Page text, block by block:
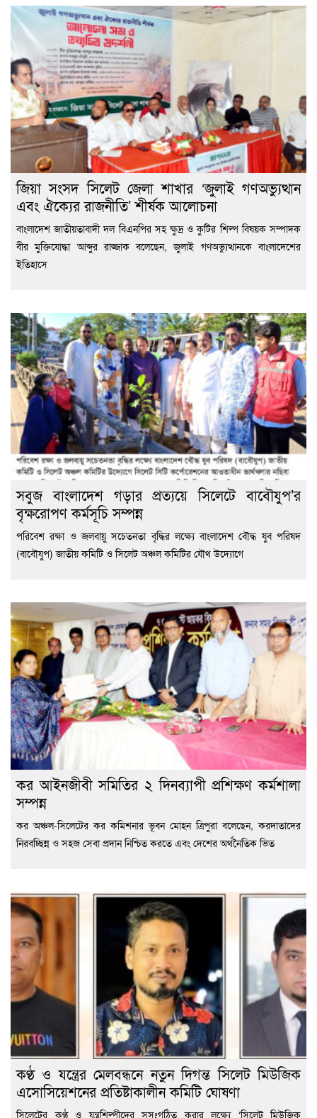
জিয়া সংসদ সিলেট জেলা শাখার ‘জুলাই গণঅভ্যুত্থান
এবং ঐক্যের রাজনীতি’ শীর্ষক আলোচনা
বাংলাদেশ জাতীয়তাবাদী দল বিএনপির সহ ক্ষুদ্র ও কুটির শিল্প বিষয়ক সম্পাদক
বীর মুক্তিযোদ্ধা আব্দুর রাজ্জাক বলেছেন, জুলাই গণঅভ্যুত্থানকে বাংলাদেশের
ইতিহাসে
সবুজ বাংলাদেশ গড়ার প্রত্যয়ে সিলেটে বাবৌযুপ’র
বৃক্ষরোপণ কর্মসূচি সম্পন্ন
পরিবেশ রক্ষা ও জলবায়ু সচেতনতা বৃদ্ধির লক্ষ্যে বাংলাদেশ বৌদ্ধ যুব পরিষদ
(বাবৌযুপ) জাতীয় কমিটি ও সিলেট অঞ্চল কমিটির যৌথ উদ্যোগে
কর আইনজীবী সমিতির ২ দিনব্যাপী প্রশিক্ষণ কর্মশালা
সম্পন্ন
কর অঞ্চল-সিলেটের কর কমিশনার ভূবন মোহন ত্রিপুরা বলেছেন, করদাতাদের
নিরবচ্ছিন্ন ও সহজ সেবা প্রদান নিশ্চিত করতে এবং দেশের অর্থনৈতিক ভিত
কণ্ঠ ও যন্ত্রের মেলবন্ধনে নতুন দিগন্ত সিলেট মিউজিক
এসোসিয়েশনের প্রতিষ্টাকালীন কমিটি ঘোষণা
সিলেটের কণ্ঠ ও যন্ত্রশিল্পীদের সুসংগঠিত করার লক্ষ্যে ‘সিলেট মিউজিক